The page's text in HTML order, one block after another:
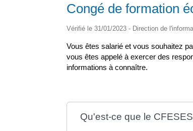
Congé de formation
Vérifié le 31/01/2023 - Direction de
Vous êtes salarié et vous souhaitez
vous êtes appelé à exercer des
informations à connaître.
Qu'est-ce que le